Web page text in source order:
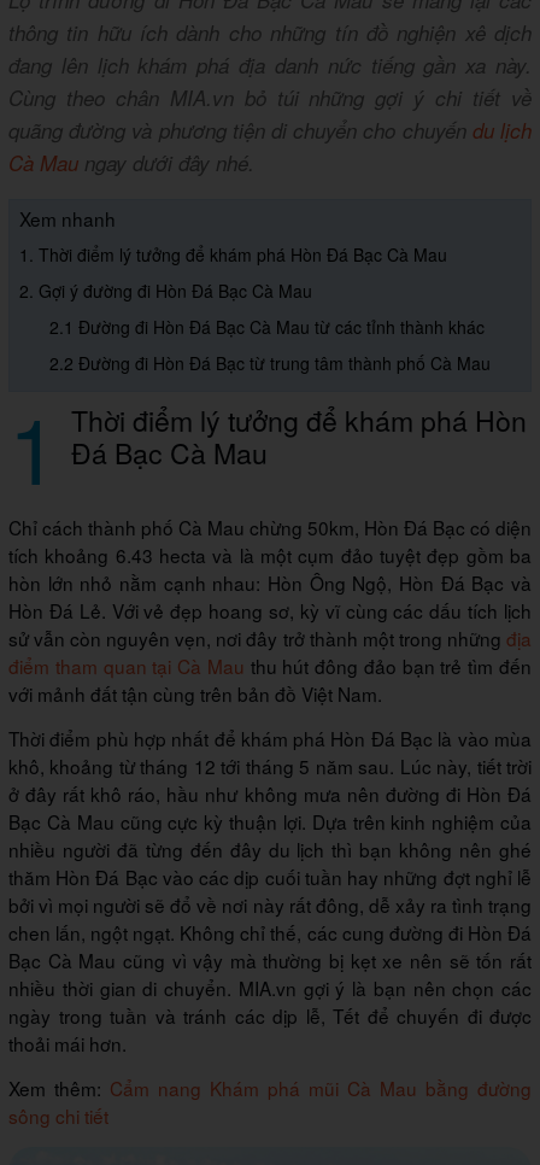
thông tin hữu ích dành cho những tín đồ nghiện xê dịch
đang lên lịch khám phá địa danh nức tiếng gần xa này.
Cùng theo chân MIA.vn bỏ túi những gợi ý chi tiết về
quãng đường và phương tiện di chuyển cho chuyến du lịch
Cà Mau ngay dưới đây nhé.
Xem nhanh
1. Thời điểm lý tưởng để khám phá Hòn Đá Bạc Cà Mau
2. Gợi ý đường đi Hòn Đá Bạc Cà Mau
2.1 Đường đi Hòn Đá Bạc Cà Mau từ các tỉnh thành khác
2.2 Đường đi Hòn Đá Bạc từ trung tâm thành phố Cà Mau
1 Thời điểm lý tưởng để khám phá Hòn
Đá Bạc Cà Mau
Chỉ cách thành phố Cà Mau chừng 50km, Hòn Đá Bạc có diện
tích khoảng 6.43 hecta và là một cụm đảo tuyệt đẹp gồm ba
hòn lớn nhỏ nằm cạnh nhau: Hòn Ông Ngộ, Hòn Đá Bạc và
Hòn Đá Lẻ. Với vẻ đẹp hoang sơ, kỳ vĩ cùng các dấu tích lịch
sử vẫn còn nguyên vẹn, nơi đây trở thành một trong những địa
điểm tham quan tại Cà Mau thu hút đông đảo bạn trẻ tìm đến
với mảnh đất tận cùng trên bản đồ Việt Nam.
Thời điểm phù hợp nhất để khám phá Hòn Đá Bạc là vào mùa
khô, khoảng từ tháng 12 tới tháng 5 năm sau. Lúc này, tiết trời
ở đây rất khô ráo, hầu như không mưa nên đường đi Hòn Đá
Bạc Cà Mau cũng cực kỳ thuận lợi. Dựa trên kinh nghiệm của
nhiều người đã từng đến đây du lịch thì bạn không nên ghé
thăm Hòn Đá Bạc vào các dịp cuối tuần hay những đợt nghỉ lễ
bởi vì mọi người sẽ đổ về nơi này rất đông, dễ xảy ra tình trạng
chen lấn, ngột ngạt. Không chỉ thế, các cung đường đi Hòn Đá
Bạc Cà Mau cũng vì vậy mà thường bị kẹt xe nên sẽ tốn rất
nhiều thời gian di chuyển. MIA.vn gợi ý là bạn nên chọn các
ngày trong tuần và tránh các dịp lễ, Tết để chuyến đi được
thoải mái hơn.
Xem thêm: Cẩm nang Khám phá mũi Cà Mau bằng đường
sông chi tiết